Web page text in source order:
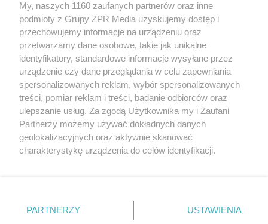
Żaden utwór zamieszczony w serwisie nie może być powielany i
rozpowszechniany lub dalej rozpowszechniany w jakikolwiek sposób (w
tym także elektroniczny lub mechaniczny) na jakimkolwiek polu
eksploatacji w jakiejkolwiek formie, włącznie z umieszczaniem w
Internecie bez pisemnej zgody właściciela praw. Jakiekolwiek użycie lub
wykorzystanie utworów w całości lub w części z naruszeniem prawa,
tzn. bez właściwej zgody, jest zabronione pod groźbą kary i może być
ścigane prawnie.
My, naszych 1160 zaufanych partnerów oraz inne
podmioty z Grupy ZPR Media uzyskujemy dostęp i
przechowujemy informacje na urządzeniu oraz
przetwarzamy dane osobowe, takie jak unikalne
identyfikatory, standardowe informacje wysyłane przez
urządzenie czy dane przeglądania w celu zapewniania
spersonalizowanych reklam, wybór spersonalizowanych
treści, pomiar reklam i treści, badanie odbiorców oraz
ulepszanie usług. Za zgodą Użytkownika my i Zaufani
Partnerzy możemy używać dokładnych danych
geolokalizacyjnych oraz aktywnie skanować
charakterystykę urządzenia do celów identyfikacji.
zmienić/wycofać klikając przycisk ustawień prywatności
znajdujący się w lewym dolnym rogu strony
PARTNERZY USTAWIENIA